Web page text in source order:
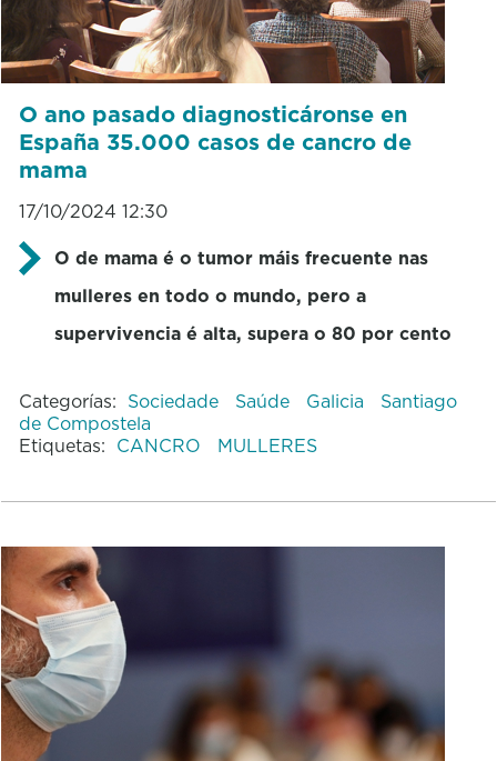
O ano pasado diagnosticáronse en
España 35.000 casos de cancro de
mama
17/10/2024 12:30
O de mama é o tumor máis frecuente nas
mulleres en todo o mundo, pero a
supervivencia é alta, supera o 80 por cento
Categorías: Sociedade Saúde Galicia
Santiago
de Compostela
Etiquetas: CANCRO MULLERES